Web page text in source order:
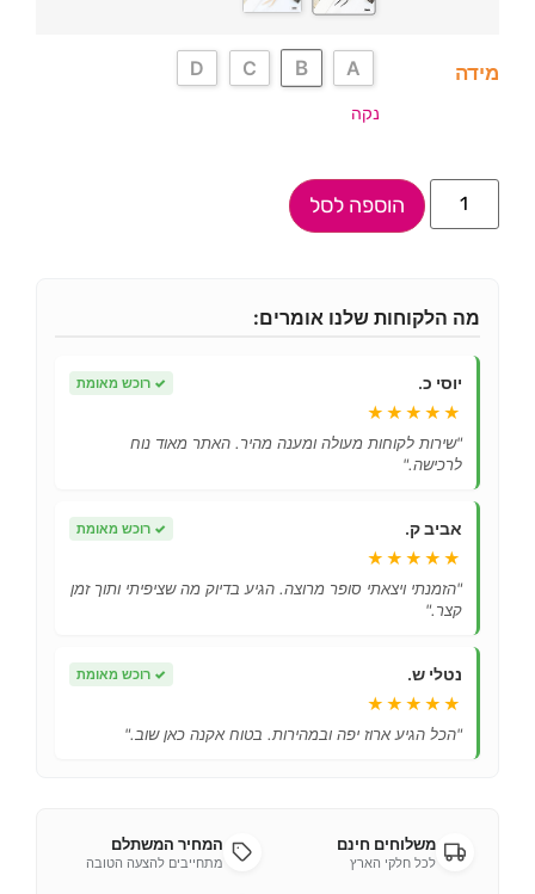
מידה A
B
C
D
נקה
הוספה לסל
מה הלקוחות שלנו אומרים:
יוסי כ. ✓ רוכש מאומת
★★★★★
"שירות לקוחות מעולה ומענה מהיר. האתר מאוד נוח
לרכישה."
אביב ק. ✓ רוכש מאומת
★★★★★
"הזמנתי ויצאתי סופר מרוצה. הגיע בדיוק מה שציפיתי ותוך זמן
קצר."
נטלי ש. ✓ רוכש מאומת
★★★★★
"הכל הגיע ארוז יפה ובמהירות. בטוח אקנה כאן שוב."
משלוחים חינם
לכל חלקי הארץ
המחיר המשתלם
מתחייבים להצעה הטובה